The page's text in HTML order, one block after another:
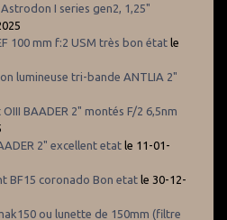
I series gen2, 1,25"
100 mm f:2 USM très bon état le
lumineuse tri-bande ANTLIA 2"
BAADER 2" montés F/2 6,5nm
2" excellent etat le 11-01-
BF15 coronado Bon etat le 30-12-
ou lunette de 150mm (filtre